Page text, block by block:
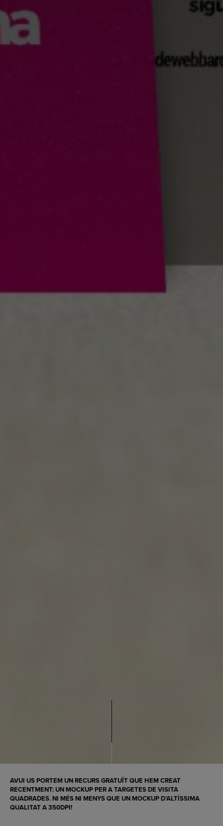
AVUI US PORTEM UN RECURS GRATUÏT QUE HEM CREAT
RECENTMENT: UN MOCKUP PER A TARGETES DE VISITA
QUADRADES. NI MÉS NI MENYS QUE UN MOCKUP D’ALTÍSSIMA
QUALITAT A 350DPI!